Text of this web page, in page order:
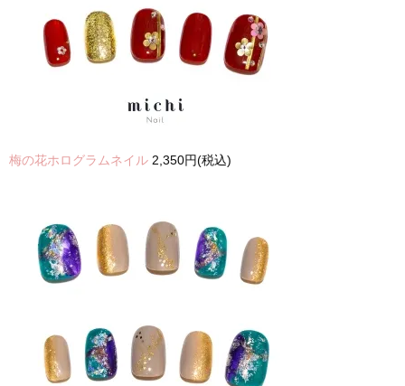
梅の花ホログラムネイル 2,350円(税込)